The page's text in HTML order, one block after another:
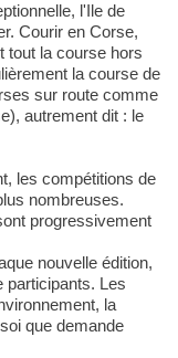
Courir en Corse,
tout la course hors
la course de
sur route comme
autrement dit : le
les compétitions de
nombreuses.
progressivement
nouvelle édition,
participants. Les
la
que demande